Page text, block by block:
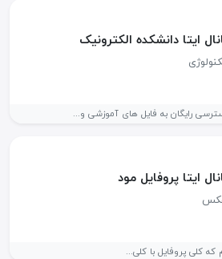
ایتا دانشکده الکترونیک
رایگان به فایل های آموزشی و...
ایتا پروفایل مود
عکس
کلی پروفایل با کلی...